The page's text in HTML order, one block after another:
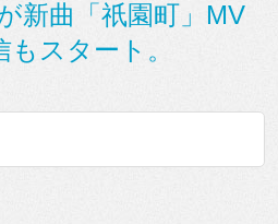
新曲「祇園町」MV
スタート。